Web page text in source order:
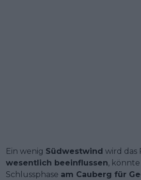
Ein wenig Südwestwind wird das
wesentlich beeinflussen,
Schlussphase am Cauberg für